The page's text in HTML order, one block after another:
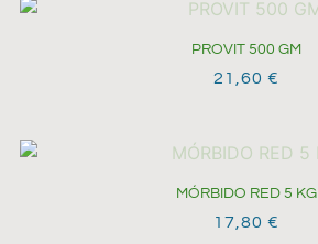
PROVIT 500 GM
21,60 €
MÓRBIDO RED 5 KG
17,80 €